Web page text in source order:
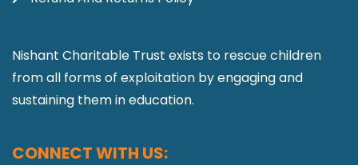
Nishant Charitable Trust exists to rescue children
from all forms of exploitation by engaging and
sustaining them in education.
CONNECT WITH US: